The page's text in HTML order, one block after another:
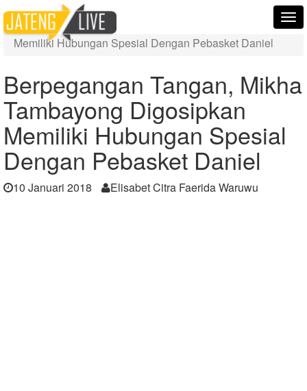
Home
Berita
Berpegangan Tangan, Mikha Tambayong Digosipkan
Memiliki Hubungan Spesial Dengan Pebasket Daniel
Berpegangan Tangan, Mikha
Tambayong Digosipkan
Memiliki Hubungan Spesial
Dengan Pebasket Daniel
10 Januari 2018 Elisabet Citra Faerida Waruwu